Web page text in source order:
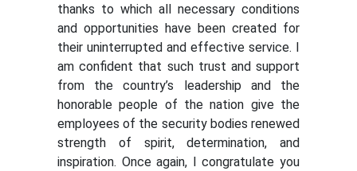
thanks to which all necessary conditions
and opportunities have been created for
their uninterrupted and effective service. I
am confident that such trust and support
from the country’s leadership and the
honorable people of the nation give the
employees of the security bodies renewed
strength of spirit, determination, and
inspiration. Once again, I congratulate you